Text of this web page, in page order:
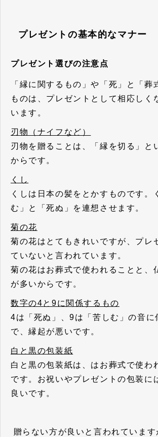
プレゼントの基本的なマナー
プレゼント選びの注意点
「縁に関するもの」や「死」と「葬
ものは、プレゼントとして相応しく
います。
刃物（ナイフなど）
刃物を贈ることは、「縁を切る」と
からです。
くし
くしは日本の髪をとかすものです。
む」と「死ぬ」を連想させます。
菊の花
菊の花はとてもきれいですが、プレ
ていないと言われています。
菊の花はお葬式で使われることと、
が多いからです。
数字の4と9に関係するもの
4は「死ぬ」、9は「苦しむ」の音に
で、縁起が悪いです。
白と黒の包装紙
白と黒の包装紙は、はお葬式で使わ
です。お祝いやプレゼントの包装に
良いです。
贈らない方が良いと言われていま